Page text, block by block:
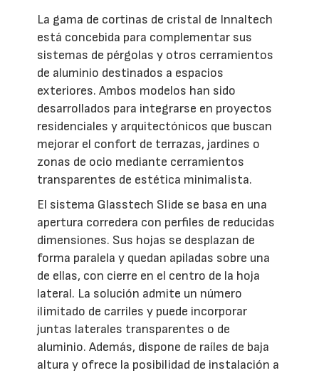
La gama de cortinas de cristal de Innaltech
está concebida para complementar sus
sistemas de pérgolas y otros cerramientos
de aluminio destinados a espacios
exteriores. Ambos modelos han sido
desarrollados para integrarse en proyectos
residenciales y arquitectónicos que buscan
mejorar el confort de terrazas, jardines o
zonas de ocio mediante cerramientos
transparentes de estética minimalista.
El sistema Glasstech Slide se basa en una
apertura corredera con perfiles de reducidas
dimensiones. Sus hojas se desplazan de
forma paralela y quedan apiladas sobre una
de ellas, con cierre en el centro de la hoja
lateral. La solución admite un número
ilimitado de carriles y puede incorporar
juntas laterales transparentes o de
aluminio. Además, dispone de raíles de baja
altura y ofrece la posibilidad de instalación a